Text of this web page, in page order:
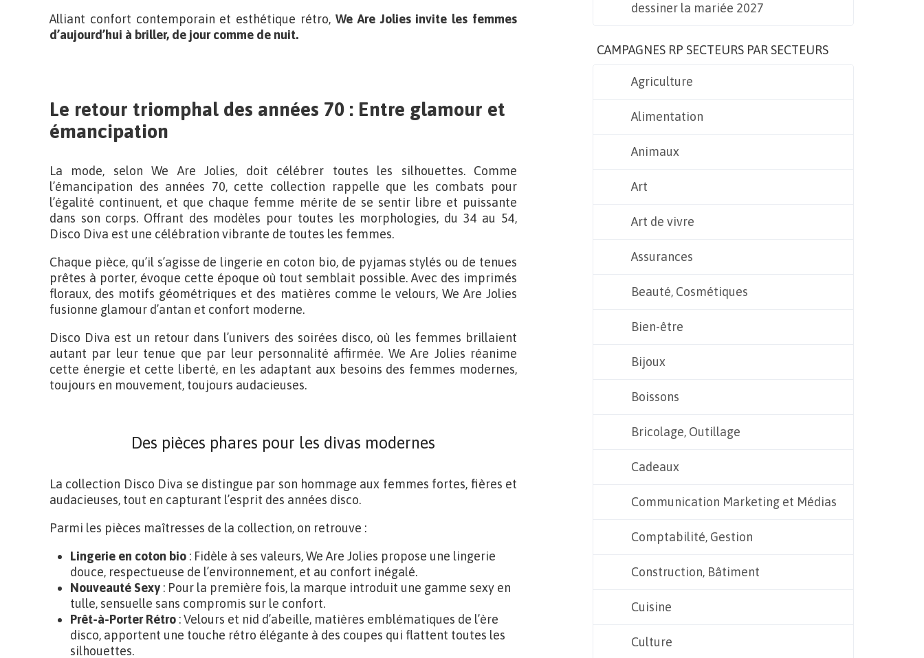
Alliant confort contemporain et esthétique rétro, We Are Jolies invite les femmes
d’aujourd’hui à briller, de jour comme de nuit.
Le retour triomphal des années 70 : Entre glamour et
émancipation
La mode, selon We Are Jolies, doit célébrer toutes les silhouettes. Comme
l’émancipation des années 70, cette collection rappelle que les combats pour
l’égalité continuent, et que chaque femme mérite de se sentir libre et puissante
dans son corps. Offrant des modèles pour toutes les morphologies, du 34 au 54,
Disco Diva est une célébration vibrante de toutes les femmes.
Chaque pièce, qu’il s’agisse de lingerie en coton bio, de pyjamas stylés ou de tenues
prêtes à porter, évoque cette époque où tout semblait possible. Avec des imprimés
floraux, des motifs géométriques et des matières comme le velours, We Are Jolies
fusionne glamour d’antan et confort moderne.
Disco Diva est un retour dans l’univers des soirées disco, où les femmes brillaient
autant par leur tenue que par leur personnalité affirmée. We Are Jolies réanime
cette énergie et cette liberté, en les adaptant aux besoins des femmes modernes,
toujours en mouvement, toujours audacieuses.
Des pièces phares pour les divas modernes
La collection Disco Diva se distingue par son hommage aux femmes fortes, fières et
audacieuses, tout en capturant l’esprit des années disco.
Parmi les pièces maîtresses de la collection, on retrouve :
Lingerie en coton bio : Fidèle à ses valeurs, We Are Jolies propose une lingerie
douce, respectueuse de l’environnement, et au confort inégalé.
Nouveauté Sexy : Pour la première fois, la marque introduit une gamme sexy en
tulle, sensuelle sans compromis sur le confort.
Prêt-à-Porter Rétro : Velours et nid d’abeille, matières emblématiques de l’ère
disco, apportent une touche rétro élégante à des coupes qui flattent toutes les
silhouettes.
dessiner la mariée 2027
CAMPAGNES RP SECTEURS PAR SECTEURS
Agriculture
Alimentation
Animaux
Art
Art de vivre
Assurances
Beauté, Cosmétiques
Bien-être
Bijoux
Boissons
Bricolage, Outillage
Cadeaux
Communication Marketing et Médias
Comptabilité, Gestion
Construction, Bâtiment
Cuisine
Culture